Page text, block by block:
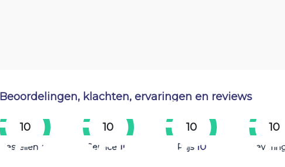
Beoordelingen, klachten, ervaringen en reviews
10
Bestellen 10
10
Service 10
10
Prijs 10
10